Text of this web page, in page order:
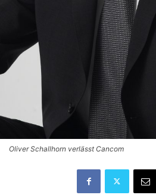
Oliver Schallhorn verlässt Cancom